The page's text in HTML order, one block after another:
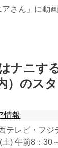
さん」に動
ナニする
）のス
情報
テレビ・フジ
) 午前8：30